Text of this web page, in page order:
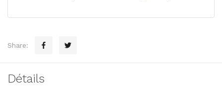
Share:
Détails